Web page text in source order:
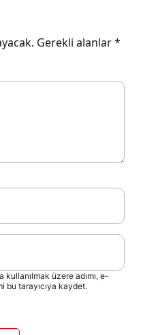
Gerekli alanlar*
kullanılmak üzere adımı, e-
bu tarayıcıya kaydet.